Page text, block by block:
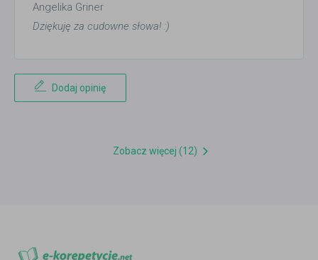
Angelika Griner
Dziękuję za cudowne słowa! :)
Dodaj opinię
Zobacz więcej (12)